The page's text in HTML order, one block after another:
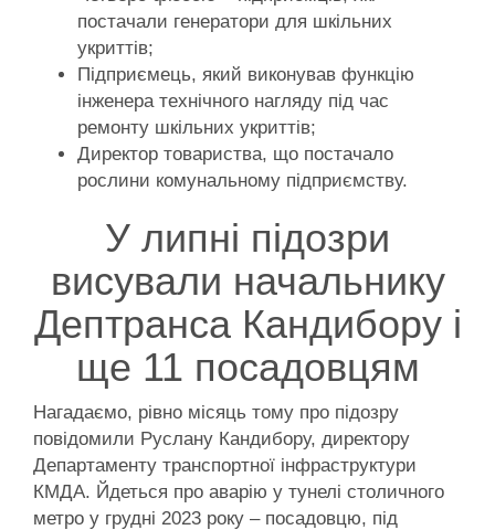
постачали генератори для шкільних
укриттів;
Підприємець, який виконував функцію
інженера технічного нагляду під час
ремонту шкільних укриттів;
Директор товариства, що постачало
рослини комунальному підприємству.
У липні підозри
висували начальнику
Дептранса Кандибору і
ще 11 посадовцям
Нагадаємо, рівно місяць тому про підозру
повідомили Руслану Кандибору, директору
Департаменту транспортної інфраструктури
КМДА. Йдеться про аварію у тунелі столичного
метро у грудні 2023 року – посадовцю, під